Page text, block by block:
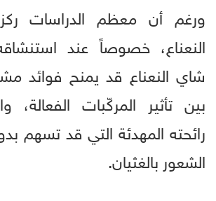
ورغم أن معظم الدراسات
النعناع، خصوصاً عند
شاي النعناع قد يمنح فوائد
بين تأثير المركّبات الفعالة،
رائحته المهدئة التي قد تسهم
الشعور بالغثيان.